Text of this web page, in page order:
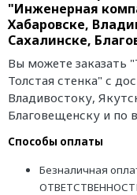
"Инженерная
Хабаровске,
Сахалинске,
Вы можете заказать
Толстая стенка" с
Владивостоку,
Благовещенску и по
Способы оплаты
Безналичная